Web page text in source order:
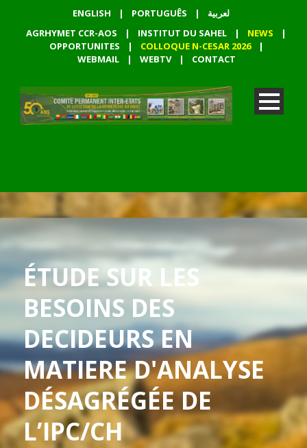
ENGLISH | PORTUGUÊS |
لعربية
AGRHYMET CCR-AOS
| INSTITUT DU SAHEL | NEWS
|
OPPORTUNITES
| COLLOQUE N-CESAR 2026
|
WEBMAIL
| WEBTV | CONTACT
ÉTUDE SUR LES
BESOINS DES
DECIDEURS EN
MATIERE D'ANALYSE
DÉSAGRÉGÉE DE
L’IPC/CH